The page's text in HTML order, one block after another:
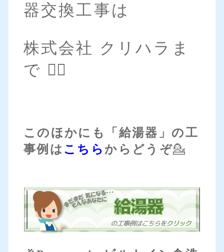
器交換工事は
株式会社 クリハラま
で 💁‍♀️
このほかにも「給湯器」の工
事例は こちら からどうぞ💁